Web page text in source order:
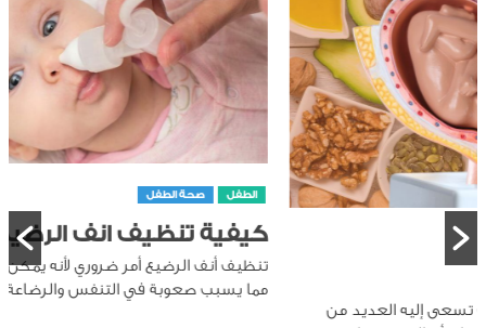
الطفل صحة الطفل
كيفية تنظيف انف الرضيع
تنظيف أنف الرضيع أمر ضروري لأنه يمكن أن يتراكم المخاط في أنفه،
مما يسبب صعوبة في التنفس والرضاعة والنوم. يمكن...